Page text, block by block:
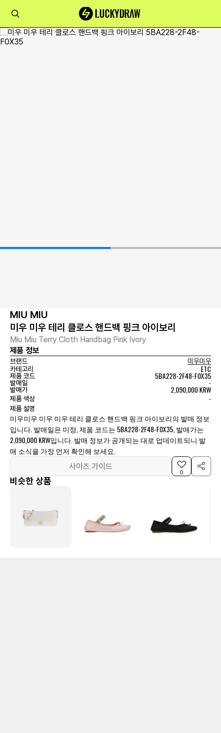
MIU MIU
미우 미우 테리 클로스 핸드백 핑크 아이보리
Miu Miu Terry Cloth Handbag Pink Ivory
제품 정보
브랜드
미우미우
카테고리
ETC
제품 코드 5BA228-2F48-F0X35
발매일 -
발매가 2,090,000 KRW
제품 색상 -
제품 설명
미우미우 미우 미우 테리 클로스 핸드백 핑크 아이보리의 발매 정보
입니다. 발매일은 미정, 제품 코드는 5BA228-2F48-F0X35, 발매가는
2,090,000 KRW입니다. 발매 정보가 공개되는 대로 업데이트되니 발
매 소식을 가장 먼저 확인해 보세요.
사이즈 가이드
0
비슷한 상품